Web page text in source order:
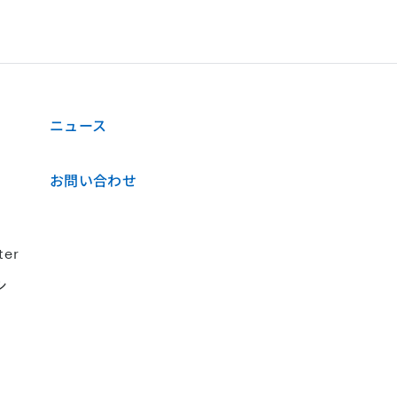
ニュース
お問い合わせ